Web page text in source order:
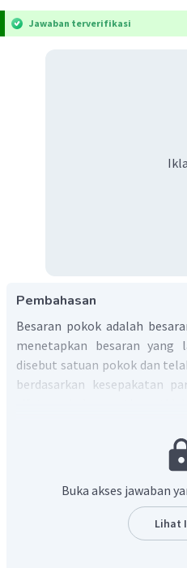
Jawaban terverifikasi
Pembahasan
Besaran pokok adalah
menetapkan besaran yang
disebut satuan pokok dan
berdasarkan kesepakatan
Waktu (s)Buka akses jawaban
Lihat